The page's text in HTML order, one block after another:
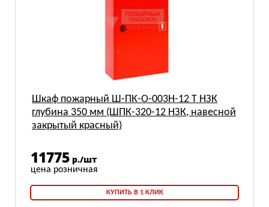
Шкаф пожарный Ш-ПК-О-003Н-12 Т НЗК
глубина 350 мм (ШПК-320-12 НЗК, навесной
закрытый красный)
11775 р./шт
КУПИТЬ В 1 КЛИК